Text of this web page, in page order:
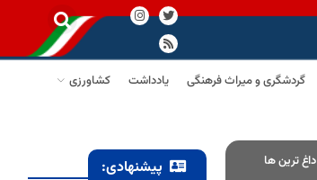
گردشگری و میراث فرهنگی یادداشت
کشاورزی
داغ ترین ها پیشنهادی: